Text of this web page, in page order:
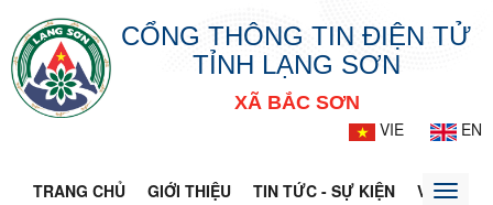
CỔNG THÔNG TIN ĐIỆN TỬ
TỈNH LẠNG SƠN
XÃ BẮC SƠN
VIE
EN
TRANG CHỦ GIỚI THIỆU TIN TỨC - SỰ KIỆN VĂN BẢN
Toggle